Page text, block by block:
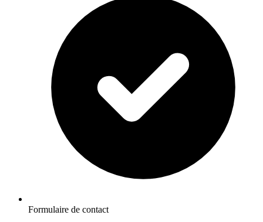
Formulaire de contact